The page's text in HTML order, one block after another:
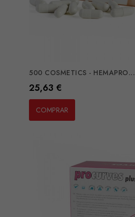
500 COSMETICS - HEMAPRO...
Preço
25,63 €
COMPRAR